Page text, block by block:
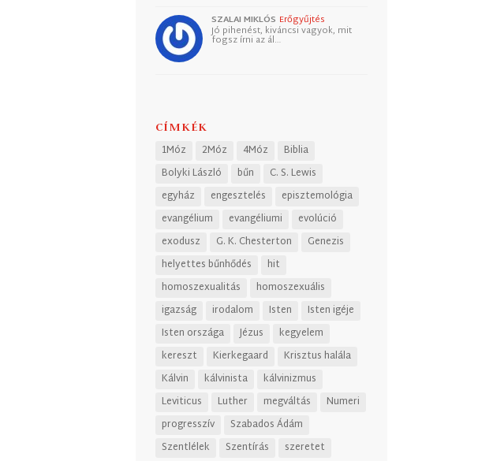
SZALAI MIKLÓS Erőgyűjtés
Jó pihenést, kiváncsi vagyok, mit
fogsz írni az ál…
CÍMKÉK
1Móz 2Móz 4Móz
Biblia
Bolyki László
bűn
C. S. Lewis
egyház
engesztelés
episztemológia
evangélium
evangéliumi
evolúció
exodusz
G. K. Chesterton
Genezis
helyettes bűnhődés
hit
homoszexualitás
homoszexuális
igazság
irodalom Isten
Isten igéje
Isten országa
Jézus
kegyelem
kereszt
Kierkegaard
Krisztus halála
Kálvin
kálvinista
kálvinizmus
Leviticus
Luther megváltás
Numeri
progresszív
Szabados Ádám
Szentlélek
Szentírás
szeretet